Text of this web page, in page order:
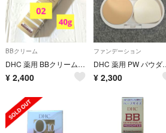
BBクリーム
DHC 薬用 BBクリーム GE ナチュラルオークル02
¥ 2,400
ファンデーション
DHC 薬用 PW パウダリ
¥ 2,300